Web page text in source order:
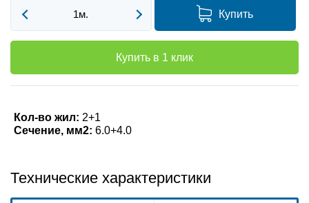
Купить
Купить в 1 клик
Кол-во жил: 2+1
Сечение, мм2: 6.0+4.0
Технические характеристики